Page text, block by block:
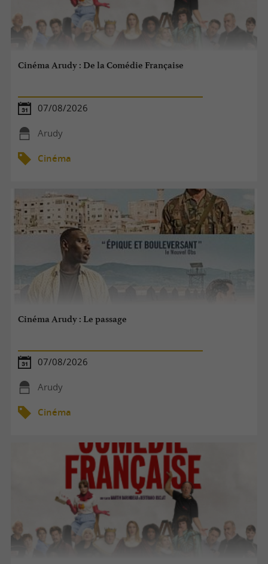
Cinéma Arudy : De la Comédie Française
07/08/2026
Arudy
Cinéma
Cinéma Arudy : Le passage
07/08/2026
Arudy
Cinéma